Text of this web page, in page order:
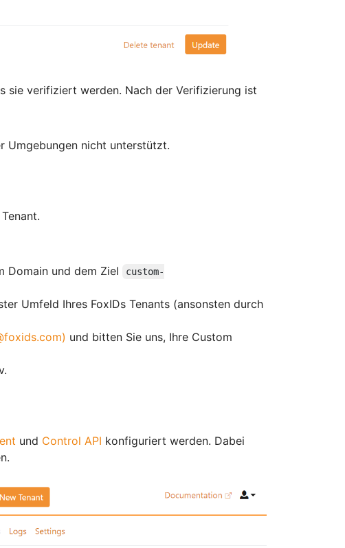
sie verifiziert werden. Nach der Verifizierung ist
Umgebungen nicht unterstützt.
Domain und dem Ziel
custom-
Umfeld Ihres FoxIDs Tenants (ansonsten durch
und bitten Sie uns, Ihre Custom
und Control API konfiguriert werden. Dabei